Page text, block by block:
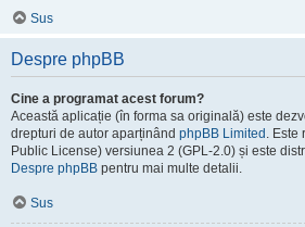
Sus
Despre phpBB
Cine a programat acest forum?
Această aplicație (în forma sa originală) este
drepturi de autor aparținând phpBB Limited . Este
Public License) versiunea 2 (GPL-2.0) și este
Despre phpBB pentru mai multe detalii.
Sus